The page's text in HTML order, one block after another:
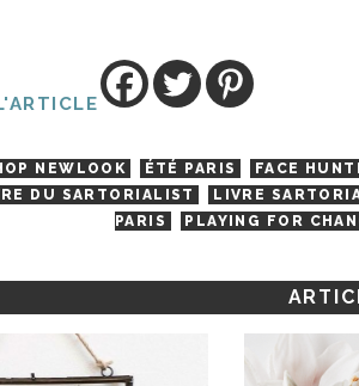
NEWLOOK ÉTÉ PARIS FACE
DU SARTORIALIST LIVRE
PARIS
PLAYING FOR